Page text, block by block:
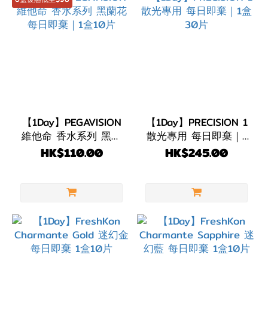
【1Day】PEGAVISION
維他命 香水系列 黑蘭
花 每日即棄｜1盒10片
HK$110.00
【1Day】PRECISION 1
散光專用 每日即棄｜1
盒30片
HK$245.00